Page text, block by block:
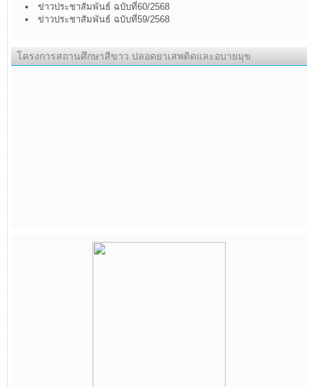
ข่าวประชาสัมพันธ์ ฉบับที่60/2568
ข่าวประชาสัมพันธ์ ฉบับที่59/2568
โครงการสถานศึกษาสีขาว ปลอดยาเสพติดและอบายมุข